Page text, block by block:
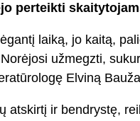
perteikti
laiką, jo kaitą,
užmegzti,
Elviną
atskirtį ir bendrystę,